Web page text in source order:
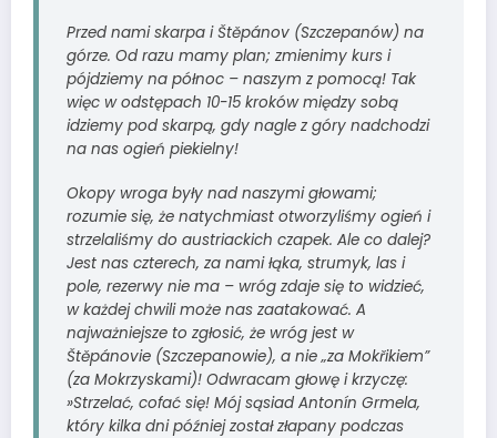
Przed nami skarpa i Štěpánov (Szczepanów) na
górze. Od razu mamy plan; zmienimy kurs i
pójdziemy na północ – naszym z pomocą! Tak
więc w odstępach 10-15 kroków między sobą
idziemy pod skarpą, gdy nagle z góry nadchodzi
na nas ogień piekielny!
Okopy wroga były nad naszymi głowami;
rozumie się, że natychmiast otworzyliśmy ogień i
strzelaliśmy do austriackich czapek. Ale co dalej?
Jest nas czterech, za nami łąka, strumyk, las i
pole, rezerwy nie ma – wróg zdaje się to widzieć,
w każdej chwili może nas zaatakować. A
najważniejsze to zgłosić, że wróg jest w
Štěpánovie (Szczepanowie), a nie „za Mokřikiem”
(za Mokrzyskami)! Odwracam głowę i krzyczę:
»Strzelać, cofać się! Mój sąsiad Antonín Grmela,
który kilka dni później został złapany podczas